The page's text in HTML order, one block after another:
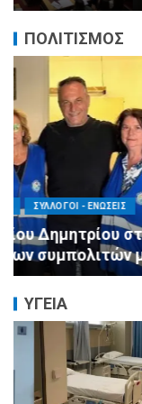
ΠΟΛΙΤΙΣΜΟΣ
ΠΕΡΙΦΕΡΕΙΕΣ
Η
Αττικής:
μεγαλοψυχία
ΥΓΕΙΑ